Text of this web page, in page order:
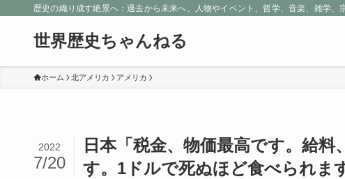
歴史の織り成す絶景へ：過去から未来へ、人物やイベント、哲学、音楽、雑学
世界歴史ちゃんねる
ホーム 北アメリカ アメリカ
日本「税金、物価最高です。給
す。1ドルで死ぬほど食べられま
2022
7/20